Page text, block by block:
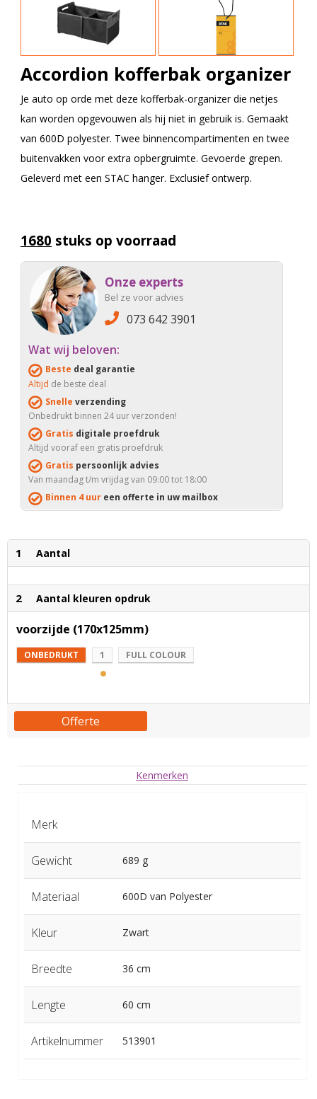
Accordion kofferbak organizer
Je auto op orde met deze kofferbak-organizer die netjes
kan worden opgevouwen als hij niet in gebruik is. Gemaakt
van 600D polyester. Twee binnencompartimenten en twee
buitenvakken voor extra opbergruimte. Gevoerde grepen.
Geleverd met een STAC hanger. Exclusief ontwerp.
1680 stuks op voorraad
Onze experts
Bel ze voor advies
073 642 3901
Wat wij beloven:
Beste deal garantie
Altijd de beste deal
Snelle verzending
Onbedrukt binnen 24 uur verzonden!
Gratis digitale proefdruk
Altijd vooraf een gratis proefdruk
Gratis persoonlijk advies
Van maandag t/m vrijdag van 09:00 tot 18:00
Binnen 4 uur een offerte in uw mailbox
1 Aantal
2 Aantal kleuren opdruk
voorzijde (170x125mm)
ONBEDRUKT 1 FULL COLOUR
Offerte
Kenmerken
Merk
Gewicht 689 g
Materiaal 600D van Polyester
Kleur Zwart
Breedte 36 cm
Lengte 60 cm
Artikelnummer 513901